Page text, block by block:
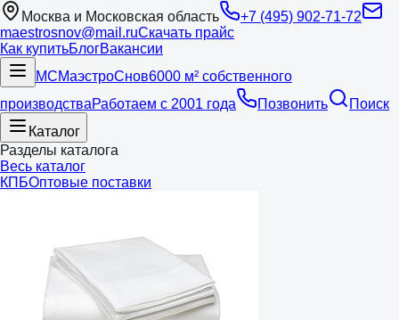
Москва и Московская область
+7 (495) 902-71-72
maestrosnov@mail.ruСкачать прайс
Как купитьБлогВакансии
МСМаэстроСнов6000 м² собственного
производстваРаботаем с 2001 года Позвонить
Поиск
Каталог
Разделы каталога
Весь каталог
КПБОптовые поставки